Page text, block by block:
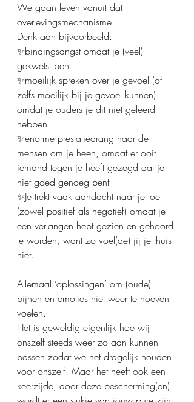
We gaan leven vanuit dat
overlevingsmechanisme.
Denk aan bijvoorbeeld:
✨bindingsangst omdat je (veel)
gekwetst bent
✨moeilijk spreken over je gevoel (of
zelfs moeilijk bij je gevoel kunnen)
omdat je ouders je dit niet geleerd
hebben
✨enorme prestatiedrang naar de
mensen om je heen, omdat er ooit
iemand tegen je heeft gezegd dat je
niet goed genoeg bent
✨Je trekt vaak aandacht naar je toe
(zowel positief als negatief) omdat je
een verlangen hebt gezien en gehoord
te worden, want zo voel(de) jij je thuis
niet.
Allemaal ‘oplossingen’ om (oude)
pijnen en emoties niet weer te hoeven
voelen.
Het is geweldig eigenlijk hoe wij
onszelf steeds weer zo aan kunnen
passen zodat we het dragelijk houden
voor onszelf. Maar het heeft ook een
keerzijde, door deze bescherming(en)